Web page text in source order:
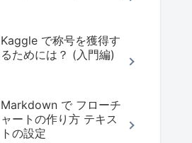
Kaggle で称号を獲得す
るためには？ (入門編)
Markdown で フローチ
ャートの作り方 テキス
トの設定